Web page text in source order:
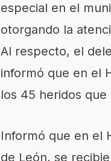
especial en el
otorgando la
Al respecto, el
informó que en el
los 45 heridos
Informó que en el
de León, se